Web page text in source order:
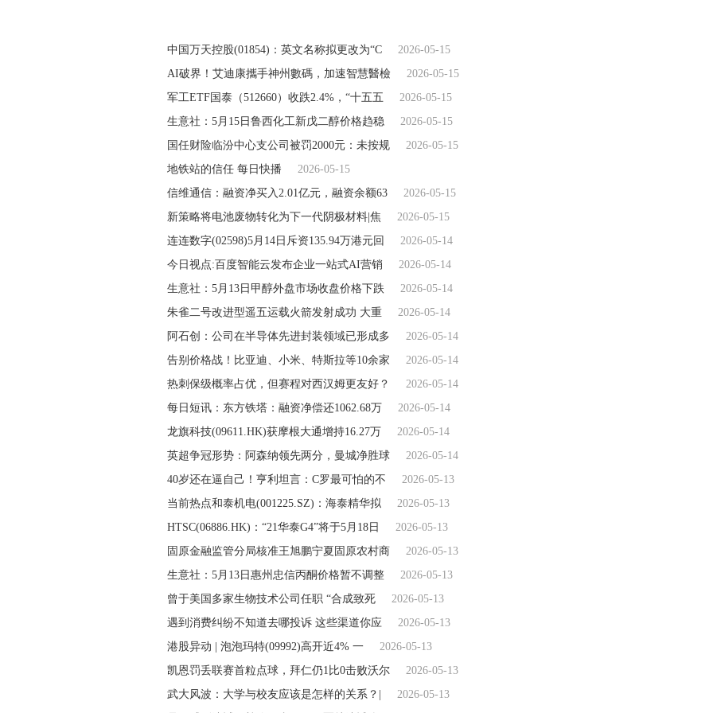
中国万天控股(01854)：英文名称拟更改为“C
2026-05-15
AI破界！艾迪康攜手神州數碼，加速智慧醫檢
2026-05-15
军工ETF国泰（512660）收跌2.4%，“十五五
2026-05-15
生意社：5月15日鲁西化工新戊二醇价格趋稳
2026-05-15
国任财险临汾中心支公司被罚2000元：未按规
2026-05-15
地铁站的信任 每日快播
2026-05-15
信维通信：融资净买入2.01亿元，融资余额63
2026-05-15
新策略将电池废物转化为下一代阴极材料|焦
2026-05-15
连连数字(02598)5月14日斥资135.94万港元回
2026-05-14
今日视点:百度智能云发布企业一站式AI营销
2026-05-14
生意社：5月13日甲醇外盘市场收盘价格下跌
2026-05-14
朱雀二号改进型遥五运载火箭发射成功 大重
2026-05-14
阿石创：公司在半导体先进封装领域已形成多
2026-05-14
告别价格战！比亚迪、小米、特斯拉等10余家
2026-05-14
热刺保级概率占优，但赛程对西汉姆更友好？
2026-05-14
每日短讯：东方铁塔：融资净偿还1062.68万
2026-05-14
龙旗科技(09611.HK)获摩根大通增持16.27万
2026-05-14
英超争冠形势：阿森纳领先两分，曼城净胜球
2026-05-14
40岁还在逼自己！亨利坦言：C罗最可怕的不
2026-05-13
当前热点和泰机电(001225.SZ)：海泰精华拟
2026-05-13
HTSC(06886.HK)：“21华泰G4”将于5月18日
2026-05-13
固原金融监管分局核准王旭鹏宁夏固原农村商
2026-05-13
生意社：5月13日惠州忠信丙酮价格暂不调整
2026-05-13
曾于美国多家生物技术公司任职 “合成致死
2026-05-13
遇到消费纠纷不知道去哪投诉 这些渠道你应
2026-05-13
港股异动 | 泡泡玛特(09992)高开近4% 一
2026-05-13
凯恩罚丢联赛首粒点球，拜仁仍1比0击败沃尔
2026-05-13
武大风波：大学与校友应该是怎样的关系？|
2026-05-13